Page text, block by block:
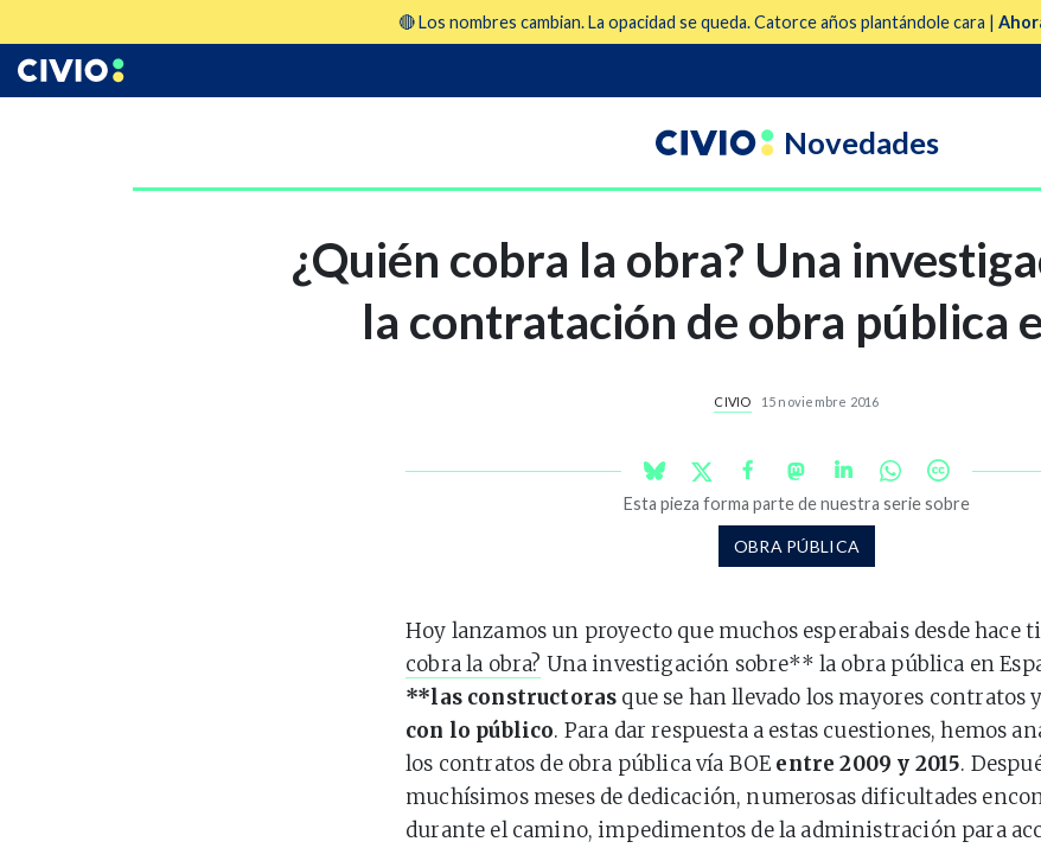
🔴 Los nombres cambian. La opacidad se queda. Catorce años plantándole cara |
Novedades
¿Quién cobra la obra? Una
la contratación de obra pública
CIVIO 15 noviembre 2016
Esta pieza forma parte de nuestra serie sobre
OBRA PÚBLICA
Hoy lanzamos un proyecto que muchos esperabais desde hace
cobra la obra? Una investigación sobre** la obra pública en
**las constructoras que se han llevado los mayores contratos
con lo público. Para dar respuesta a estas cuestiones, hemos
los contratos de obra pública vía BOE entre 2009 y 2015.
muchísimos meses de dedicación, numerosas dificultades
durante el camino, impedimentos de la administración para